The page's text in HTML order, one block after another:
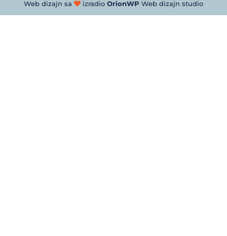
Web dizajn sa izradio OrionWP Web dizajn studio